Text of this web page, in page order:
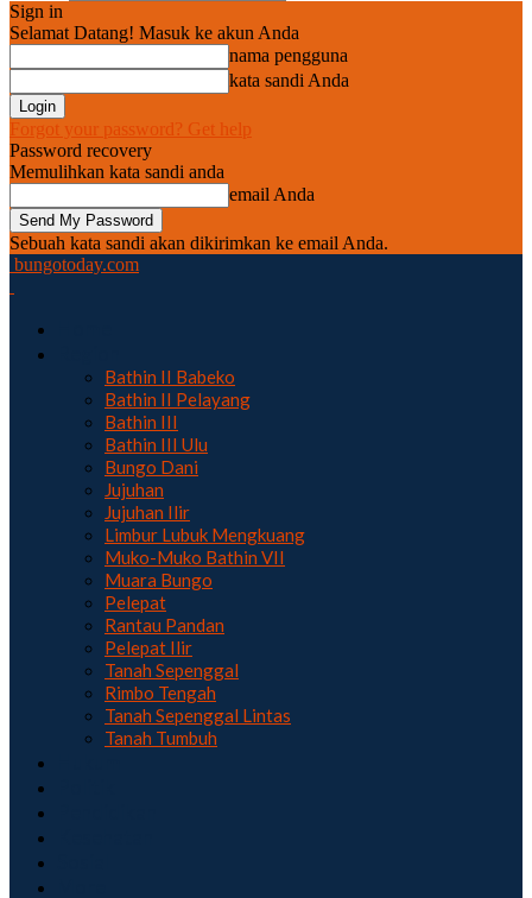
Sign in
Selamat Datang! Masuk ke akun Anda
nama pengguna
kata sandi Anda
Forgot your password? Get help
Password recovery
Memulihkan kata sandi anda
email Anda
Sebuah kata sandi akan dikirimkan ke email Anda.
bungotoday.com
Bathin II Babeko
Bathin II Pelayang
Bathin III
Bathin III Ulu
Bungo Dani
Jujuhan
Jujuhan Ilir
Limbur Lubuk Mengkuang
Muko-Muko Bathin VII
Muara Bungo
Pelepat
Rantau Pandan
Pelepat Ilir
Tanah Sepenggal
Rimbo Tengah
Tanah Sepenggal Lintas
Tanah Tumbuh